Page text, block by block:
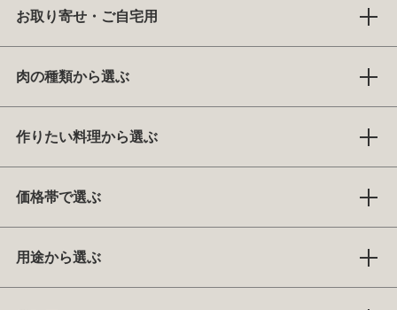
お取り寄せ・ご自宅用
肉の種類から選ぶ
作りたい料理から選ぶ
価格帯で選ぶ
用途から選ぶ